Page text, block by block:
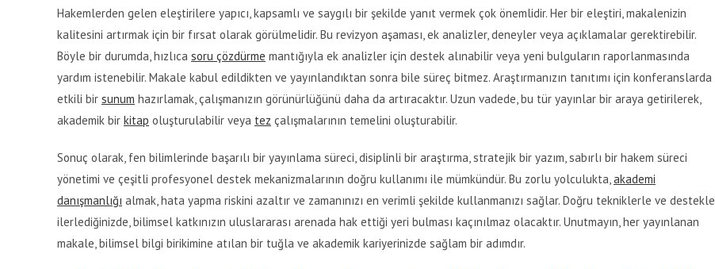
Hakemlerden gelen eleştirilere yapıcı, kapsamlı ve saygılı bir şekilde yanıt vermek çok önemlidir. Her bir eleştiri, makalenizin
kalitesini artırmak için bir fırsat olarak görülmelidir. Bu revizyon aşaması, ek analizler, deneyler veya açıklamalar gerektirebilir.
Böyle bir durumda, hızlıca soru çözdürme mantığıyla ek analizler için destek alınabilir veya yeni bulguların raporlanmasında
yardım istenebilir. Makale kabul edildikten ve yayınlandıktan sonra bile süreç bitmez. Araştırmanızın tanıtımı için konferanslarda
etkili bir sunum hazırlamak, çalışmanızın görünürlüğünü daha da artıracaktır. Uzun vadede, bu tür yayınlar bir araya getirilerek,
akademik bir kitap oluşturulabilir veya tez çalışmalarının temelini oluşturabilir.
Sonuç olarak, fen bilimlerinde başarılı bir yayınlama süreci, disiplinli bir araştırma, stratejik bir yazım, sabırlı bir hakem süreci
yönetimi ve çeşitli profesyonel destek mekanizmalarının doğru kullanımı ile mümkündür. Bu zorlu yolculukta,akademi
danışmanlığı almak, hata yapma riskini azaltır ve zamanınızı en verimli şekilde kullanmanızı sağlar. Doğru tekniklerle ve destekle
ilerlediğinizde, bilimsel katkınızın uluslararası arenada hak ettiği yeri bulması kaçınılmaz olacaktır. Unutmayın, her yayınlanan
makale, bilimsel bilgi birikimine atılan bir tuğla ve akademik kariyerinizde sağlam bir adımdır.